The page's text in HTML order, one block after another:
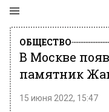
ОБЩЕСТВО
В Москве
памятник
15 июня 2022, 15:47